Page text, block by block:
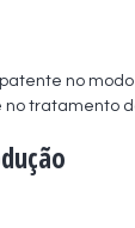
no
tratamento